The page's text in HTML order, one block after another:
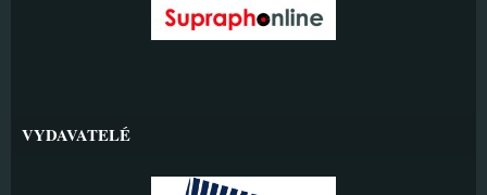
VYDAVATELÉ